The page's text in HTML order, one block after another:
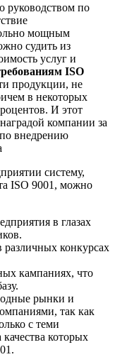
руководством по
мощным
судить из
услуг и
ISO
продукции, не
в некоторых
И этот
компании за
внедрению
систему,
ISO 9001, можно
в глазах
конкурсах
кампаниях, что
рынки и
так как
с теми
которых